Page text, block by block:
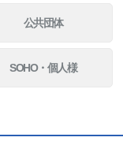
公共団体
SOHO・個人様